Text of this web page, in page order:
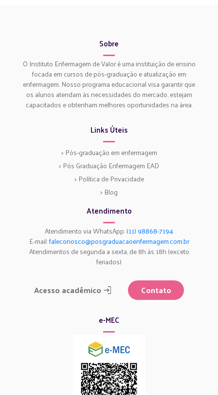
Sobre
O Instituto Enfermagem de Valor é uma instituição de ensino
focada em cursos de pós-graduação e atualização em
enfermagem. Nosso programa educacional visa garantir que
os alunos atendam às necessidades do mercado, estejam
capacitados e obtenham melhores oportunidades na área.
Links Úteis
> Pós-graduação em enfermagem
> Pós Graduação Enfermagem EAD
> Política de Privacidade
> Blog
Atendimento
Atendimento via WhatsApp:(11) 98868-7194
E-mail:faleconosco@posgraduacaoenfermagem.com.br
Atendimentos de segunda a sexta, de 8h às 18h (exceto
feriados)
Acesso acadêmico Contato
e-MEC